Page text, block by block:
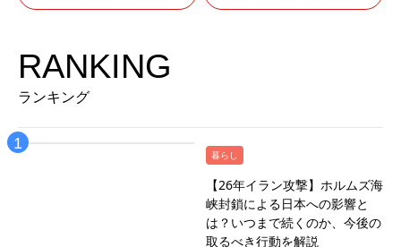
RANKING
ランキング
暮らし
【26年イラン攻撃】ホルムズ海
峡封鎖による日本への影響と
は？いつまで続くのか、今後の
取るべき行動を解説